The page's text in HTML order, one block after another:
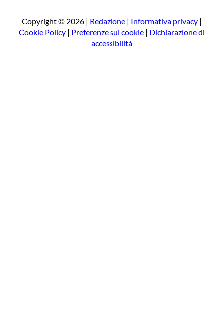
a
Copyright © 2026 | Redazione | Informativa privacy|
Cookie Policy| Preferenze sui cookie| Dichiarazione di
accessibilità